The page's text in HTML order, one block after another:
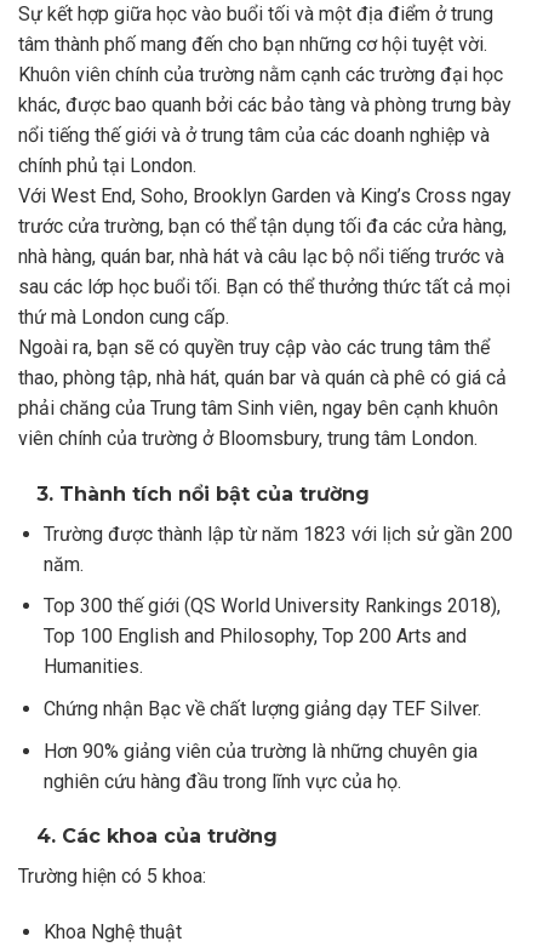
Sự kết hợp giữa học vào buổi tối và một địa điểm ở trung
tâm thành phố mang đến cho bạn những cơ hội tuyệt vời.
Khuôn viên chính của trường nằm cạnh các trường đại học
khác, được bao quanh bởi các bảo tàng và phòng trưng bày
nổi tiếng thế giới và ở trung tâm của các doanh nghiệp và
chính phủ tại London.
Với West End, Soho, Brooklyn Garden và King’s Cross ngay
trước cửa trường, bạn có thể tận dụng tối đa các cửa hàng,
nhà hàng, quán bar, nhà hát và câu lạc bộ nổi tiếng trước và
sau các lớp học buổi tối. Bạn có thể thưởng thức tất cả mọi
thứ mà London cung cấp.
Ngoài ra, bạn sẽ có quyền truy cập vào các trung tâm thể
thao, phòng tập, nhà hát, quán bar và quán cà phê có giá cả
phải chăng của Trung tâm Sinh viên, ngay bên cạnh khuôn
viên chính của trường ở Bloomsbury, trung tâm London.
3. Thành tích nổi bật của trường
Trường được thành lập từ năm 1823 với lịch sử gần 200
năm.
Top 300 thế giới (QS World University Rankings 2018),
Top 100 English and Philosophy, Top 200 Arts and
Humanities.
Chứng nhận Bạc về chất lượng giảng dạy TEF Silver.
Hơn 90% giảng viên của trường là những chuyên gia
nghiên cứu hàng đầu trong lĩnh vực của họ.
4. Các khoa của trường
Trường hiện có 5 khoa:
Khoa Nghệ thuật